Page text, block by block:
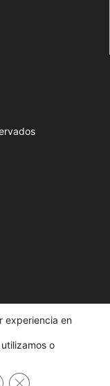
de Diputación de
experiencia en
o
Cerrar el banner de